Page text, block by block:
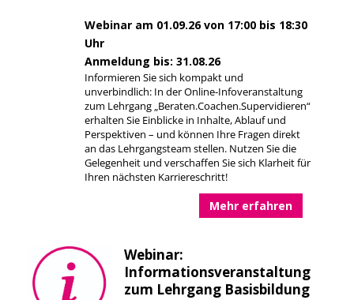
Webinar am 01.09.26 von 17:00 bis 18:30
Uhr
Anmeldung bis: 31.08.26
Informieren Sie sich kompakt und
unverbindlich: In der Online-Infoveranstaltung
zum Lehrgang „Beraten.Coachen.Supervidieren“
erhalten Sie Einblicke in Inhalte, Ablauf und
Perspektiven – und können Ihre Fragen direkt
an das Lehrgangsteam stellen. Nutzen Sie die
Gelegenheit und verschaffen Sie sich Klarheit für
Ihren nächsten Karriereschritt!
Mehr erfahren
Webinar:
Informationsveranstaltung
zum Lehrgang Basisbildung